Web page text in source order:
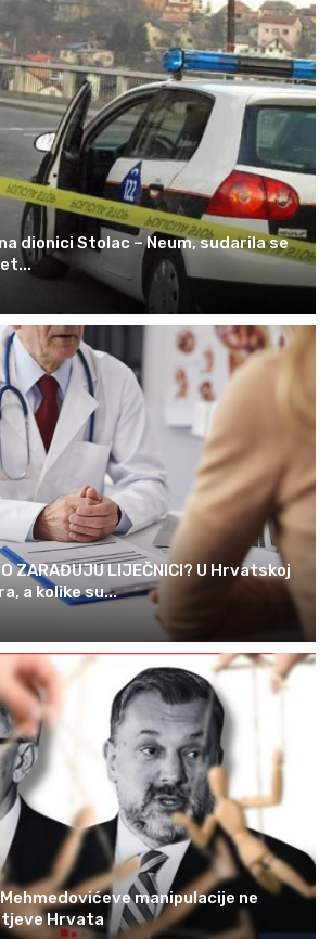
dionici Stolac – Neum, sudarila se
ZARAĐUJU LIJEČNICI? U Hrvatskoj
a kolike su...
manipulacije ne
Hrvata